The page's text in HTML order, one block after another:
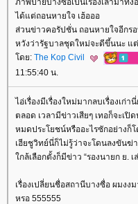
ภาพป้ายบางซื่อเป็นเรื่องเล่ามาทั้
ได้แต่ถอนหายใจ เฮ้อออ
ส่วนข่าวคอรัปชั่น ถอนหายใจอีกร
หวังว่ารัฐบาลชุดใหม่จะดีขึ้นนะ แต่
ดย: The Kop Civil
11:55:40 น.
ไอ่เรื่องมีเรื่องใหม่มากลบเรื่องเก่
ตลอด เวลามีข่าวเสียๆ เทอก็จะเ
หมดประโยชน์หรืออะไรซักอย่างก็
เฮียชูวิทย์นี่ก็ไม่รู้ว่าจะโดนลงขันฆ่
กล้เลือกตั้งก็มีข่าว “รองนายก ย.
เรื่องเปลี่ยนชื่อสถานีบางซื่อ ผมงง
หรอ 555555